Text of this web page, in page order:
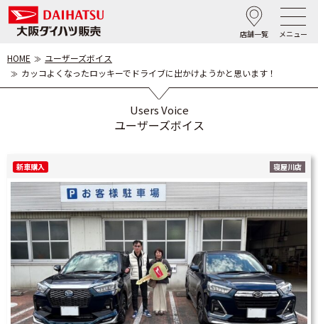
店舗一覧 メニュー
HOME
ユーザーズボイス
カッコよくなったロッキーでドライブに出かけようかと思います！
Users Voice
ユーザーズボイス
新車購入 寝屋川店